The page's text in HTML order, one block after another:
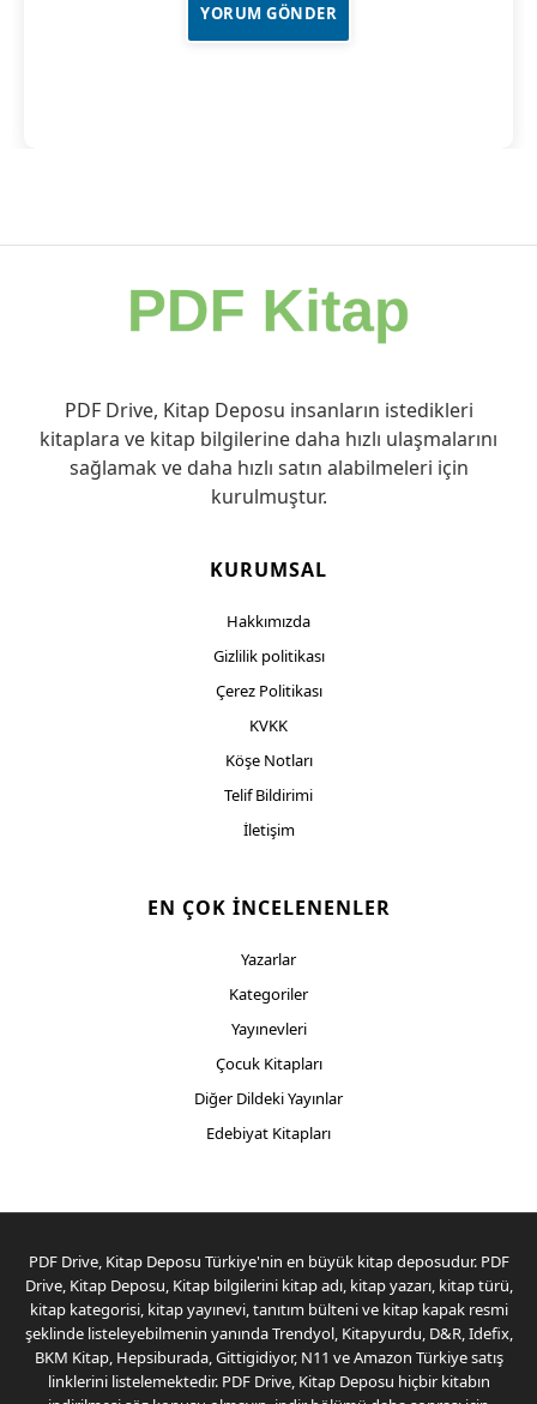
PDF Drive, Kitap Deposu insanların istedikleri
kitaplara ve kitap bilgilerine daha hızlı ulaşmalarını
sağlamak ve daha hızlı satın alabilmeleri için
kurulmuştur.
KURUMSAL
Hakkımızda
Gizlilik politikası
Çerez Politikası
KVKK
Köşe Notları
Telif Bildirimi
İletişim
EN ÇOK İNCELENENLER
Yazarlar
Kategoriler
Yayınevleri
Çocuk Kitapları
Diğer Dildeki Yayınlar
Edebiyat Kitapları
PDF Drive, Kitap Deposu Türkiye'nin en büyük kitap deposudur. PDF
Drive, Kitap Deposu, Kitap bilgilerini kitap adı, kitap yazarı, kitap türü,
kitap kategorisi, kitap yayınevi, tanıtım bülteni ve kitap kapak resmi
şeklinde listeleyebilmenin yanında Trendyol, Kitapyurdu, D&R, Idefix,
BKM Kitap, Hepsiburada, Gittigidiyor, N11 ve Amazon Türkiye satış
linklerini listelemektedir. PDF Drive, Kitap Deposu hiçbir kitabın